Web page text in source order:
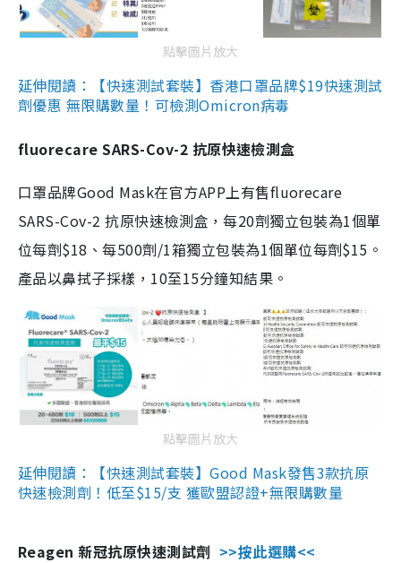
點擊圖片放大
延伸閱讀：【快速測試套裝】香港口罩品牌$19快速測試
劑優惠 無限購數量！可檢測Omicron病毒
fluorecare SARS-Cov-2 抗原快速檢測盒
口罩品牌Good Mask在官方APP上有售fluorecare
SARS-Cov-2 抗原快速檢測盒，每20劑獨立包裝為1個單
位每劑$18、每500劑/1箱獨立包裝為1個單位每劑$15。
產品以鼻拭子採樣，10至15分鐘知結果。
點擊圖片放大
延伸閱讀：【快速測試套裝】Good Mask發售3款抗原
快速檢測劑！低至$15/支 獲歐盟認證+無限購數量
Reagen 新冠抗原快速測試劑 >>按此選購<<